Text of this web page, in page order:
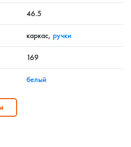
46.5
каркас, ручки
169
белый